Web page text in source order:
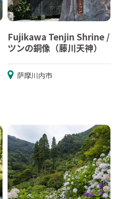
Fujikawa Tenjin Shrine /
ツンの銅像（藤川天神）
萨摩川内市